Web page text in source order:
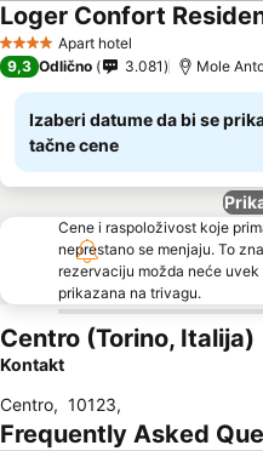
4 ZvezdiceApart hotel
Loger Confort
9,3 Odlično 3.081 Mole
Izaberi datume da bi se
tačne cene
Cene i raspoloživost koje
neprestano se menjaju. To
rezervaciju možda neće
prikazana na trivagu.
Centro (Torino, Italija)
Kontakt
Centro, 10123,
Frequently Asked